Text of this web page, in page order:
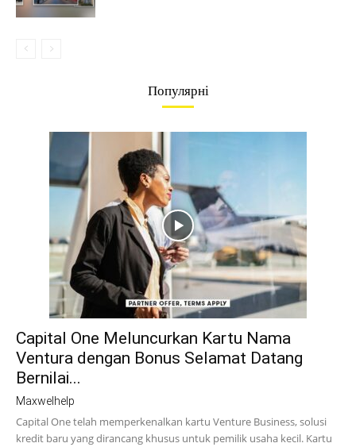
Популярні
Capital One Meluncurkan Kartu Nama
Ventura dengan Bonus Selamat Datang
Bernilai...
Maxwelhelp
Capital One telah memperkenalkan kartu Venture Business, solusi
kredit baru yang dirancang khusus untuk pemilik usaha kecil. Kartu